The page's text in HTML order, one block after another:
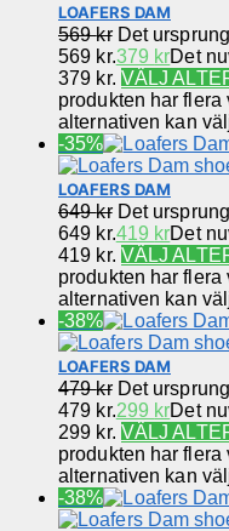
LOAFERS DAM
569kr Det
569 kr.379 krDet
379 kr. VÄLJ
produkten har flera
alternativen kan
-35%
LOAFERS DAM
649kr Det
649 kr.419 krDet
419 kr. VÄLJ
produkten har flera
alternativen kan
-38%
LOAFERS DAM
479kr Det
479 kr.299 krDet
299 kr. VÄLJ
produkten har flera
alternativen kan
-38%